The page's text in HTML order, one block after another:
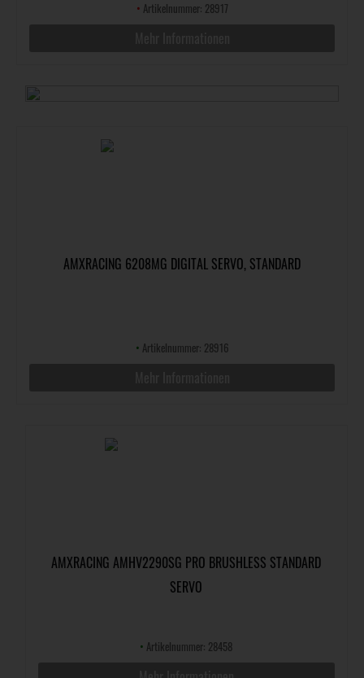
• Artikelnummer: 28917
AMXRACING 6208MG DIGITAL SERVO, STANDARD
• Artikelnummer: 28916
AMXRACING AMHV2290SG PRO BRUSHLESS STANDARD
SERVO
• Artikelnummer: 28458